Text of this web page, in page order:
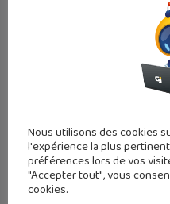
Junior avec un
Nous utilisons des cookies
l'expérience la plus
préférences lors de vos
"Accepter tout", vous
cookies.